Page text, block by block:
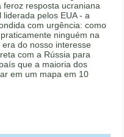
feroz resposta ucraniana
pelos EUA - a
com urgência: como
ninguém na
do nosso interesse
com a Rússia para
que a maioria dos
em um mapa em 10